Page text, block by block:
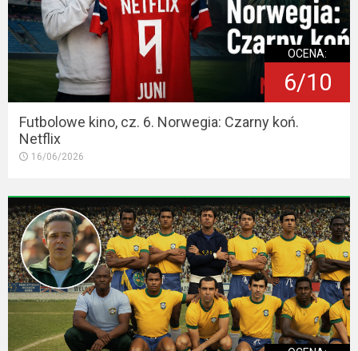
OCENA:
6/10
Futbolowe kino, cz. 6. Norwegia: Czarny koń.
Netflix
16/06/2026